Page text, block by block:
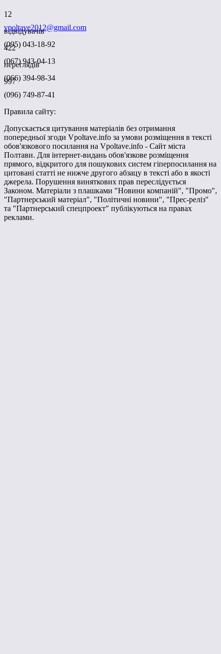
12
відвідувачів
422
переглядів
997
vpoltave2012@gmail.com
(095) 043-18-92
(067) 943-04-13
(066) 394-98-34
(096) 749-87-41
Правила сайту:
Допускається цитування матеріалів без отримання
попередньої згоди Vpoltave.info за умови розміщення в тексті
обов'язкового посилання на Vpoltave.info - Сайт міста
Полтави. Для інтернет-видань обов'язкове розміщення
прямого, відкритого для пошукових систем гіперпосилання на
цитовані статті не нижче другого абзацу в тексті або в якості
джерела. Порушення виняткових прав переслідується
Законом. Матеріали з плашками "Новини компаній", "Промо",
"Партнерський матеріал", "Політичні новини", "Прес-реліз"
та "Партнерський спецпроект" публікуються на правах
реклами.